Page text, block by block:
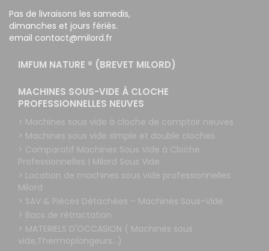
Pas de livraisons les samedis,
dimanches et jours fériés.
email contact@milord.fr
IMFUM NATURE ® (BREVET MILORD)
MACHINES SOUS-VIDE À CLOCHE
PROFESSIONNELLES NEUVES
> Machines sous vide à cloche de comptoir neuves
> Machines sous vide simple et double cloches.
> Comparatif Machines Sous Vide à Cloche
Professionnelles | Milord Sous Vide
> Location de machines sous vide professionnelles
Milord
> SAV & Pièces Détachées – Machines Sous-Vide
> Bacs de rétractation
> MATERIELS D'OCCASION ( Machines sous
vide,Thermoplongeurs...)